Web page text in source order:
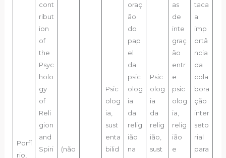
Porfí
rio,
cont
ribut
ion
of
the
Psyc
holo
gy
of
Reli
gion
and
Spiri
(não
Psic
olog
ia,
sust
enta
bilid
oraç
ão
do
pap
el
da
psic
olog
ia
da
relig
ião
na
Psic
olog
ia
da
relig
ião,
sust
as
de
inte
graç
ão
entr
e
psic
olog
ia,
relig
ião
e
taca
a
imp
ortâ
ncia
da
cola
bora
ção
inter
seto
rial
para